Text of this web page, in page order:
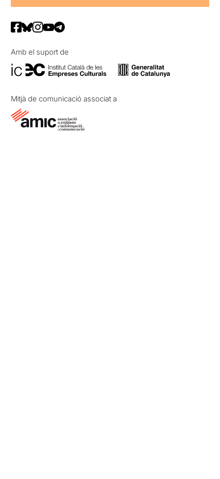
Amb el suport de
Mitjà de comunicació associat a